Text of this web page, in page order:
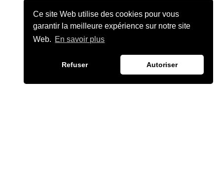
Ce site Web utilise des cookies pour vous
garantir la meilleure expérience sur notre site
Web. En savoir plus
Refuser Autoriser